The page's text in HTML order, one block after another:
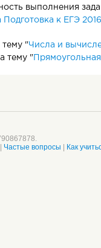
выполнения
Подготовка к ЕГЭ 2016
"Числа и
тему "
Частые вопросы Как